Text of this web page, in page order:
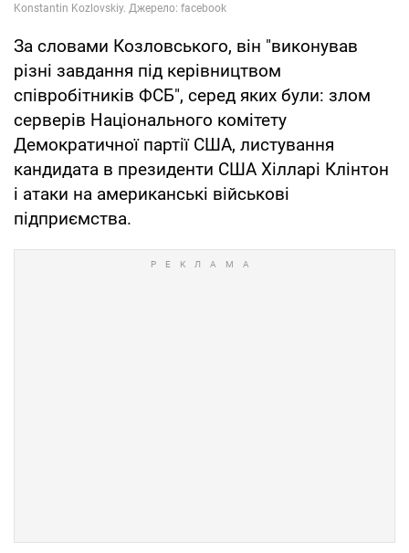
За словами Козловського, він "виконував
різні завдання під керівництвом
співробітників ФСБ", серед яких були: злом
серверів Національного комітету
Демократичної партії США, листування
кандидата в президенти США Хілларі Клінтон
і атаки на американські військові
підприємства.